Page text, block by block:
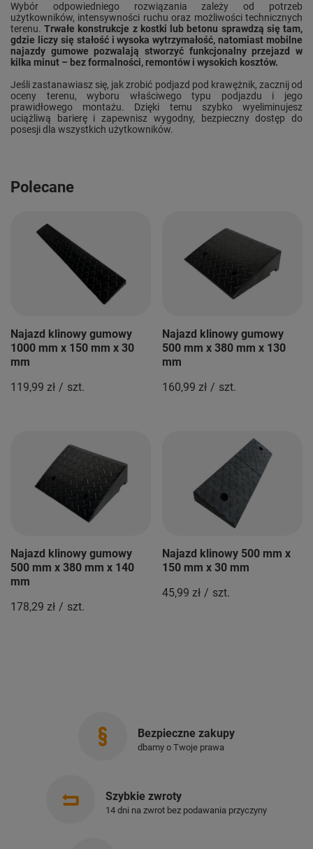
Wybór odpowiedniego rozwiązania zależy od potrzeb
użytkowników, intensywności ruchu oraz możliwości technicznych
terenu.Trwałe konstrukcje z kostki lub betonu sprawdzą się tam,
gdzie liczy się stałość i wysoka wytrzymałość, natomiast mobilne
najazdy gumowe pozwalają stworzyć funkcjonalny przejazd w
kilka minut – bez formalności, remontów i wysokich kosztów.
Jeśli zastanawiasz się, jak zrobić podjazd pod krawężnik, zacznij od
oceny terenu, wyboru właściwego typu podjazdu i jego
prawidłowego montażu. Dzięki temu szybko wyeliminujesz
uciążliwą barierę i zapewnisz wygodny, bezpieczny dostęp do
posesji dla wszystkich użytkowników.
Polecane
Najazd klinowy gumowy
1000 mm x 150 mm x 30
mm
119,99 zł / szt.
Najazd klinowy gumowy
500 mm x 380 mm x 130
mm
160,99 zł / szt.
Najazd klinowy gumowy
500 mm x 380 mm x 140
mm
178,29 zł / szt.
Najazd klinowy 500 mm x
150 mm x 30 mm
45,99 zł / szt.
Bezpieczne zakupy
dbamy o Twoje prawa
Szybkie zwroty
14 dni na zwrot bez podawania przyczyny